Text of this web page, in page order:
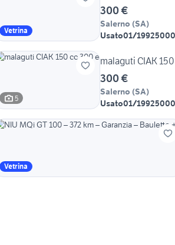
Vetrina
300 €
Salerno (SA)
Usato01/1992
5
300 €
Salerno (SA)
Usato01/1992
Vetrina